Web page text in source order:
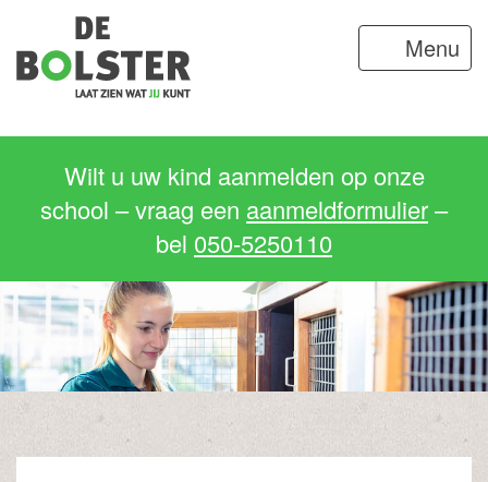
Menu
Wilt u uw kind aanmelden op onze
school – vraag een aanmeldformulier–
bel 050-5250110